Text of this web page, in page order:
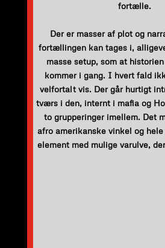
fortælle.
Der er masser af plot og
fortællingen kan tages i,
masse setup, som at
kommer i gang. I hvert fald
velfortalt vis. Der går hurtigt
tværs i den, internt i mafia og
to grupperinger imellem. Det
afro amerikanske vinkel og
element med mulige varulve,